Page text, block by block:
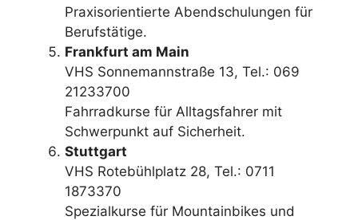
Praxisorientierte Abendschulungen für
Berufstätige.
Frankfurt am Main
VHS Sonnemannstraße 13, Tel.: 069
21233700
Fahrradkurse für Alltagsfahrer mit
Schwerpunkt auf Sicherheit.
Stuttgart
VHS Rotebühlplatz 28, Tel.: 0711
1873370
Spezialkurse für Mountainbikes und